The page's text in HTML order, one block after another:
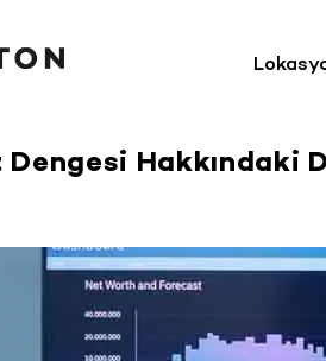
Dengesi Hakkındaki